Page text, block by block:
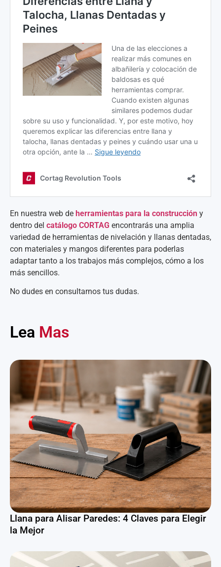
En nuestra web de herramientas para la construcción y
dentro del catálogo CORTAG encontrarás una amplia
variedad de herramientas de nivelación y llanas dentadas,
con materiales y mangos diferentes para poderlas
adaptar tanto a los trabajos más complejos, cómo a los
más sencillos.
No dudes en consultarnos tus dudas.
Lea Mas
Llana para Alisar Paredes: 4 Claves para Elegir
la Mejor